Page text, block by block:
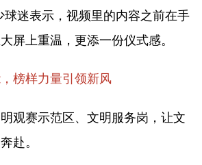
球迷表示，视频里的内容之前在手
屏上重温，更添一份仪式感。
榜样力量引领新风
赛示范区、文明服务岗，让文
赴。